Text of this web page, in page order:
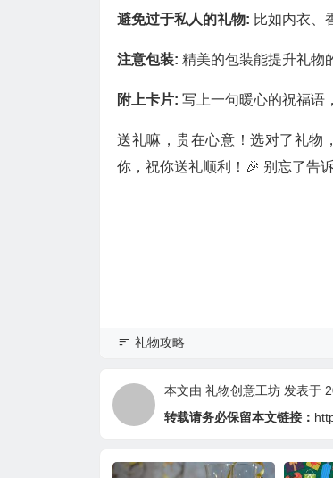
避免过于私人的礼物: 比如内衣、
注意包装: 精美的包装能提升礼物
附上卡片: 写上一句暖心的祝福语
送礼嘛，贵在心意！选对了礼物
你，祝你送礼顺利！🎉 别忘了告
礼物攻略
本文由 礼物创意工坊 发表于
转载请务必保留本文链接：